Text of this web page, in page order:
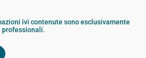
ivi contenute sono esclusivamente